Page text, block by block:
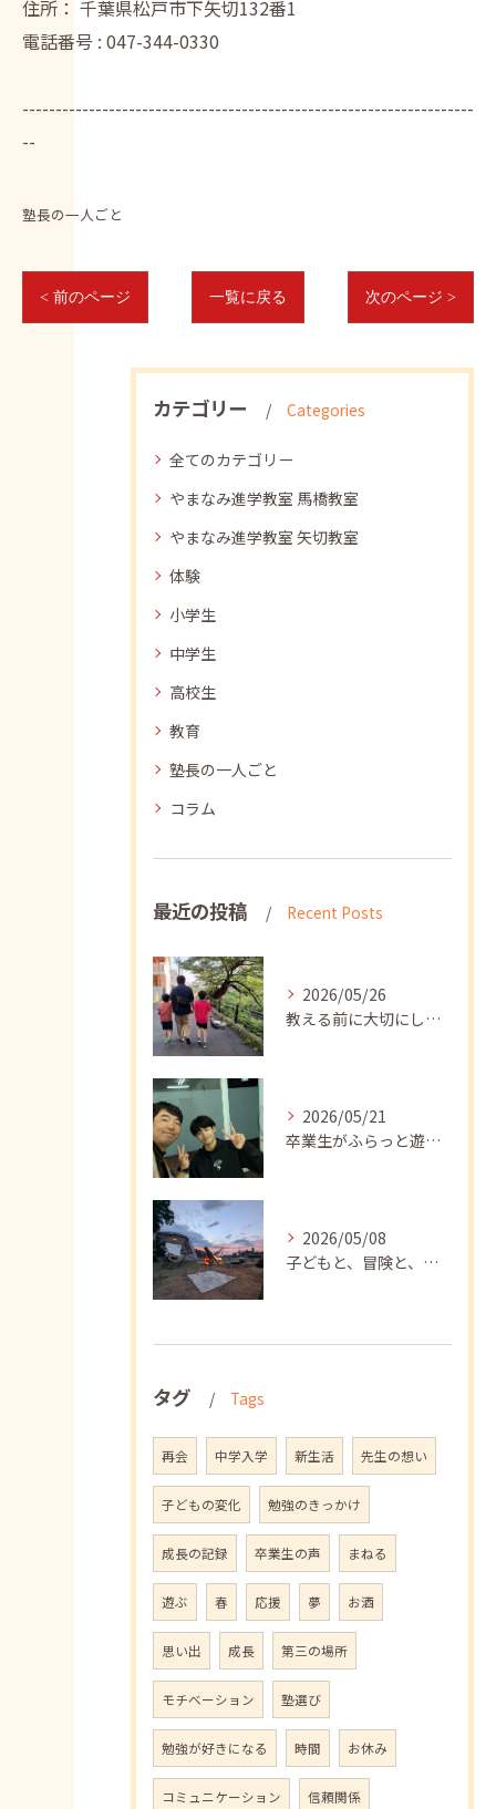
住所： 千葉県松戸市下矢切132番1
電話番号 : 047-344-0330
--------------------------------------------------------------------
--
塾長の一人ごと
< 前のページ 一覧に戻る 次のページ >
カテゴリー Categories
全てのカテゴリー
やまなみ進学教室 馬橋教室
やまなみ進学教室 矢切教室
体験
小学生
中学生
高校生
教育
塾長の一人ごと
コラム
最近の投稿 Recent Posts
2026/05/26
教える前に大切にしたいこと
2026/05/21
卒業生がふらっと遊びに来てくれました
2026/05/08
子どもと、冒険と、学び
タグ Tags
再会 中学入学 新生活 先生の想い
子どもの変化 勉強のきっかけ
成長の記録 卒業生の声 まねる
遊ぶ 春 応援 夢 お酒
思い出 成長 第三の場所
モチベーション 塾選び
勉強が好きになる 時間 お休み
コミュニケーション 信頼関係